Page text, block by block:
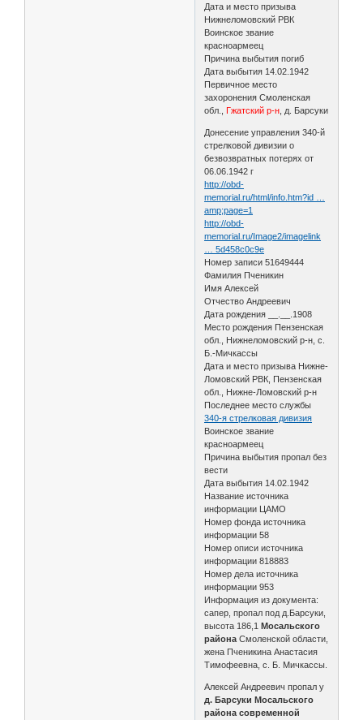
Дата и место призыва
Нижнеломовский РВК
Воинское звание
красноармеец
Причина выбытия погиб
Дата выбытия 14.02.1942
Первичное место
захоронения Смоленская
обл., Гжатский р-н , д. Барсуки
Донесение управления 340-й
стрелковой дивизии о
безвозвратных потерях от
06.06.1942 г
http://obd-
memorial.ru/html/info.htm?id …
amp;page=1
http://obd-
memorial.ru/Image2/imagelink
… 5d458c0c9e
Номер записи 51649444
Фамилия Пченикин
Имя Алексей
Отчество Андреевич
Дата рождения __.__.1908
Место рождения Пензенская
обл., Нижнеломовский р-н, с.
Б.-Мичкассы
Дата и место призыва Нижне-
Ломовский РВК, Пензенская
обл., Нижне-Ломовский р-н
Последнее место службы
340-я стрелковая дивизия
Воинское звание
красноармеец
Причина выбытия пропал без
вести
Дата выбытия 14.02.1942
Название источника
информации ЦАМО
Номер фонда источника
информации 58
Номер описи источника
информации 818883
Номер дела источника
информации 953
Информация из документа:
сапер, пропал под д.Барсуки,
высота 186,1 Мосальского
района Смоленской области,
жена Пченикина Анастасия
Тимофеевна, с. Б. Мичкассы.
Алексей Андреевич пропал у
д. Барсуки Мосальского
района современной